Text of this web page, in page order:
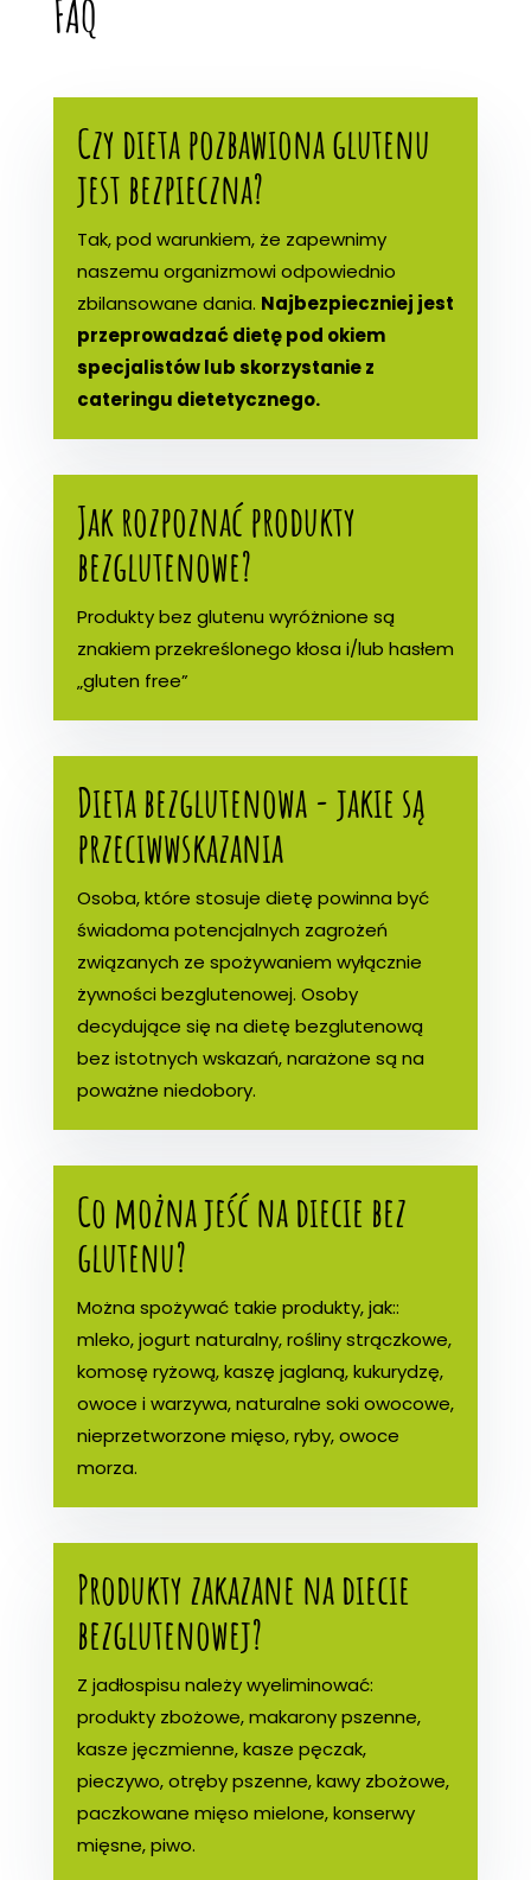
FAQ
Czy dieta pozbawiona glutenu
jest bezpieczna?
Tak, pod warunkiem, że zapewnimy
naszemu organizmowi odpowiednio
zbilansowane dania. Najbezpieczniej jest
przeprowadzać dietę pod okiem
specjalistów lub skorzystanie z
cateringu dietetycznego.
Jak rozpoznać produkty
bezglutenowe?
Produkty bez glutenu wyróżnione są
znakiem przekreślonego kłosa i/lub hasłem
„gluten free”
Dieta bezglutenowa - jakie są
przeciwwskazania
Osoba, które stosuje dietę powinna być
świadoma potencjalnych zagrożeń
związanych ze spożywaniem wyłącznie
żywności bezglutenowej. Osoby
decydujące się na dietę bezglutenową
bez istotnych wskazań, narażone są na
poważne niedobory.
Co można jeść na diecie bez
glutenu?
Można spożywać takie produkty, jak::
mleko, jogurt naturalny, rośliny strączkowe,
komosę ryżową, kaszę jaglaną, kukurydzę,
owoce i warzywa, naturalne soki owocowe,
nieprzetworzone mięso, ryby, owoce
morza.
Produkty zakazane na diecie
bezglutenowej?
Z jadłospisu należy wyeliminować:
produkty zbożowe, makarony pszenne,
kasze jęczmienne, kasze pęczak,
pieczywo, otręby pszenne, kawy zbożowe,
paczkowane mięso mielone, konserwy
mięsne, piwo.